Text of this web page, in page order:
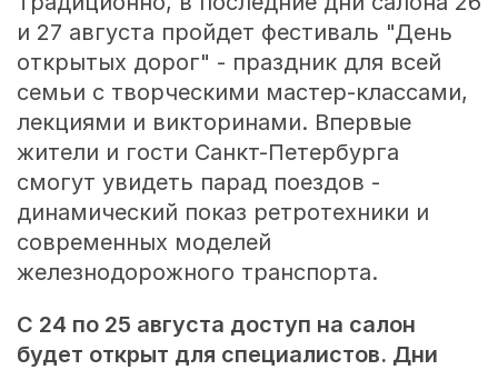
и 27 августа пройдет фестиваль "День
открытых дорог" - праздник для всей
семьи с творческими мастер-классами,
лекциями и викторинами. Впервые
жители и гости Санкт-Петербурга
смогут увидеть парад поездов -
динамический показ ретротехники и
современных моделей
железнодорожного транспорта.
С 24 по 25 августа доступ на салон
будет открыт для специалистов. Дни